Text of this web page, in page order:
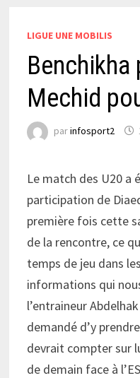
LIGUE UNE MOBILIS
Benchikha
Mechid
parinfosport2
Le match des U20 a
participation de
première fois cette
de la rencontre, ce
temps de jeu dans
informations qui
l’entraineur
demandé d’y
devrait compter sur
de demain face à